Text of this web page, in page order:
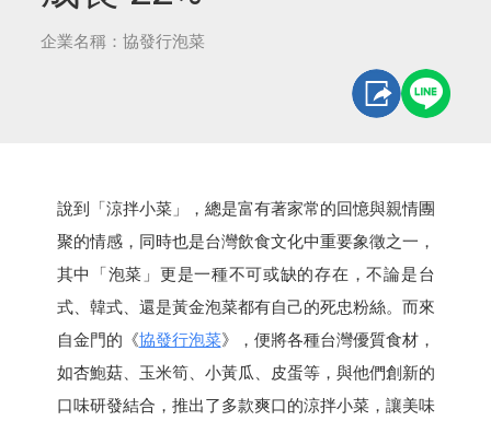
企業名稱：協發行泡菜
說到「涼拌小菜」，總是富有著家常的回憶與親情團
聚的情感，同時也是台灣飲食文化中重要象徵之一，
其中「泡菜」更是一種不可或缺的存在，不論是台
式、韓式、還是黃金泡菜都有自己的死忠粉絲。而來
自金門的《協發行泡菜》，便將各種台灣優質食材，
如杏鮑菇、玉米筍、小黃瓜、皮蛋等，與他們創新的
口味研發結合，推出了多款爽口的涼拌小菜，讓美味